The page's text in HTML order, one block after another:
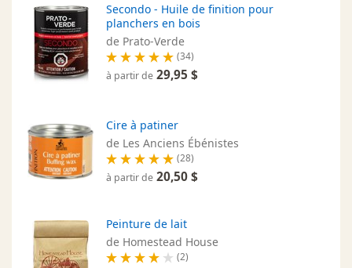
Secondo - Huile de finition pour
planchers en bois
de Prato-Verde
(34)
à partir de 29,95 $
Cire à patiner
de Les Anciens Ébénistes
(28)
à partir de 20,50 $
Peinture de lait
de Homestead House
(2)